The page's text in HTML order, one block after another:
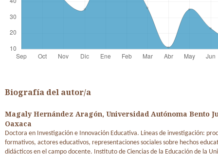
Biografía del autor/a
Magaly Hernández Aragón, Universidad Autónoma Bento
Oaxaca
Doctora en Investigación e Innovación Educativa. Líneas de investigación:
formativos, actores educativos, representaciones sociales sobre hechos
didácticos en el campo docente. Instituto de Ciencias de la Educación de la